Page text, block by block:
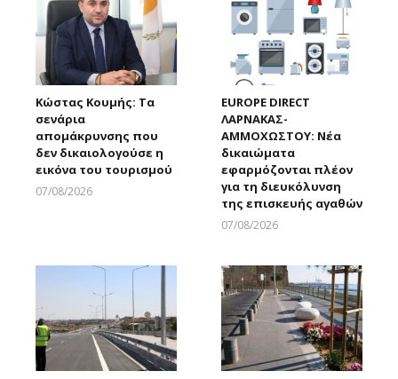
Κώστας Κουμής: Τα
σενάρια
απομάκρυνσης που
δεν δικαιολογούσε η
εικόνα του τουρισμού
07/08/2026
EUROPE DIRECT
ΛΑΡΝΑΚΑΣ-
ΑΜΜΟΧΩΣΤΟΥ: Νέα
δικαιώματα
εφαρμόζονται πλέον
για τη διευκόλυνση
της επισκευής αγαθών
07/08/2026